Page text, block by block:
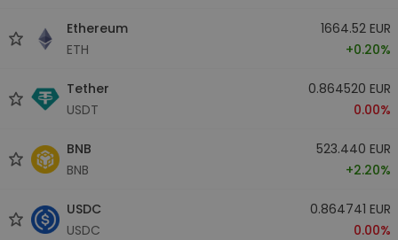
Ethereum
ETH
1664.52 EUR
+0.20%
Tether
USDT
0.864520 EUR
0.00%
BNB
BNB
523.440 EUR
+2.20%
USDC
USDC
0.864741 EUR
0.00%